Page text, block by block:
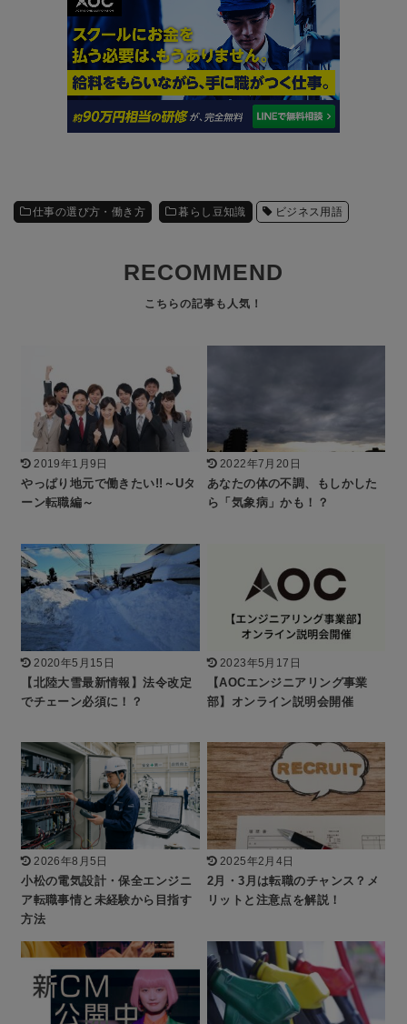
仕事の選び方・働き方 暮らし豆知識 ビジネス用語
RECOMMEND
2019年1月9日
やっぱり地元で働きたい!!～Uタ
ーン転職編～
2022年7月20日
あなたの体の不調、もしかした
ら「気象病」かも！？
2020年5月15日
【北陸大雪最新情報】法令改定
でチェーン必須に！？
2023年5月17日
【AOCエンジニアリング事業
部】オンライン説明会開催
2026年8月5日
小松の電気設計・保全エンジニ
ア転職事情と未経験から目指す
方法
2025年2月4日
2月・3月は転職のチャンス？メ
リットと注意点を解説！